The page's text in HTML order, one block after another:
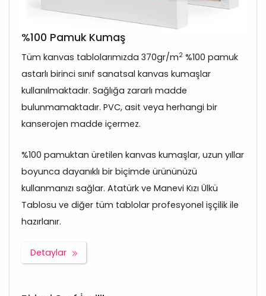
%100 Pamuk Kumaş
Tüm kanvas tablolarımızda 370gr/m2 %100 pamuk
astarlı birinci sınıf sanatsal kanvas kumaşlar
kullanılmaktadır. Sağlığa zararlı madde
bulunmamaktadır. PVC, asit veya herhangi bir
kanserojen madde içermez.
%100 pamuktan üretilen kanvas kumaşlar, uzun yıllar
boyunca dayanıklı bir biçimde ürününüzü
kullanmanızı sağlar. Atatürk ve Manevi Kızı Ülkü
Tablosu ve diğer tüm tablolar profesyonel işçilik ile
hazırlanır.
Detaylar